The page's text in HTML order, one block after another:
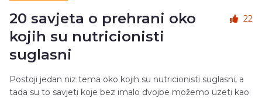
20 savjeta o prehrani oko
kojih su nutricionisti
suglasni
22
Postoji jedan niz tema oko kojih su nutricionisti suglasni, a
tada su to savjeti koje bez imalo dvojbe možemo uzeti kao